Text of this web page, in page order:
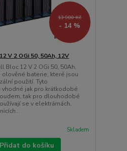
13 900 Kč
- 14 %
V 2 OGi 50, 50Ah, 12V
Bloc 12 V 2 OGi 50, 50Ah,
olověné baterie, které jsou
použití. Tyto
jak pro krátkodobé
tak pro dlouhodobé
se v elektrárnách,
Skladem
Přidat do košíku